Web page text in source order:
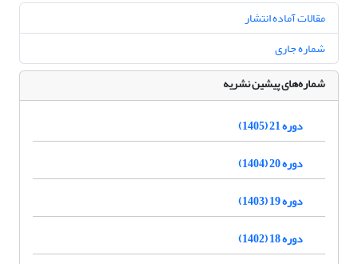
مقالات آماده انتشار
شماره جاری
شماره‌های پیشین نشریه
دوره 21 (1405)
دوره 20 (1404)
دوره 19 (1403)
دوره 18 (1402)